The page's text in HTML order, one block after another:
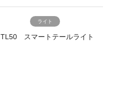
ライト
TL50 スマートテールライト